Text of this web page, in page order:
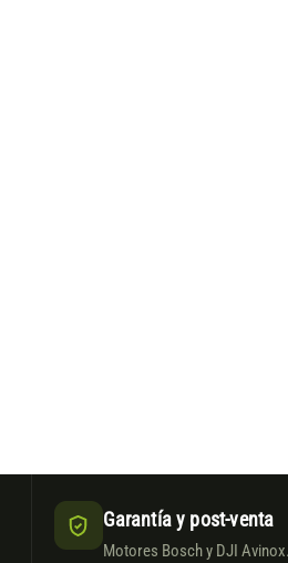
Garantía y post-venta
Motores Bosch y DJI